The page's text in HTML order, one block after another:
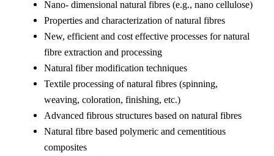
Nano- dimensional natural fibres (e.g., nano cellulose)
Properties and characterization of natural fibres
New, efficient and cost effective processes for natural
fibre extraction and processing
Natural fiber modification techniques
Textile processing of natural fibres (spinning,
weaving, coloration, finishing, etc.)
Advanced fibrous structures based on natural fibres
Natural fibre based polymeric and cementitious
composites